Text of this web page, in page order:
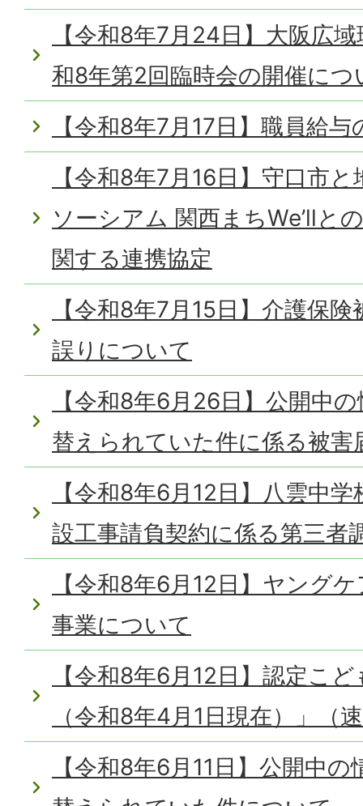
【令和8年7月24日】大阪広
和8年第2回臨時会の開催につ
【令和8年7月17日】職員給
【令和8年7月16日】守口市
ソーシアム 関西まちWe’llと
関する連携協定
【令和8年7月15日】介護保
誤りについて
【令和8年6月26日】公開中
替えられていた件に係る被害
【令和8年6月12日】八雲中
設工事請負契約に係る第三者
【令和8年6月12日】ヤング
事業について
【令和8年6月12日】認定こ
（令和8年4月1日現在）」（
【令和8年6月11日】公開中